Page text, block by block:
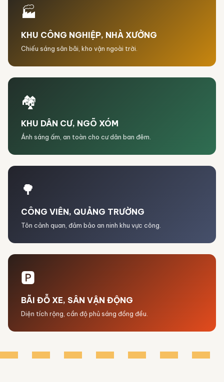
🏭
KHU CÔNG NGHIỆP, NHÀ XƯỞNG
Chiếu sáng sân bãi, kho vận ngoài trời.
🏘️
KHU DÂN CƯ, NGÕ XÓM
Ánh sáng ấm, an toàn cho cư dân ban đêm.
🌳
CÔNG VIÊN, QUẢNG TRƯỜNG
Tôn cảnh quan, đảm bảo an ninh khu vực công.
🅿️
BÃI ĐỖ XE, SÂN VẬN ĐỘNG
Diện tích rộng, cần độ phủ sáng đồng đều.